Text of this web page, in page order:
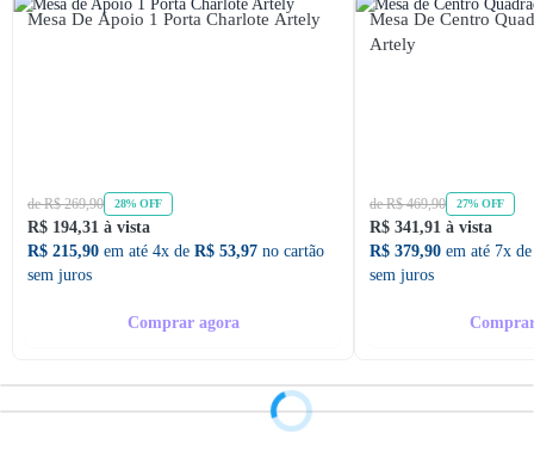
Mesa De Apoio 1 Porta Charlote Artely
de R$ 269,90 28% OFF
R$ 194,31 à vista
R$ 215,90 em até 4x de R$ 53,97 no cartão
sem juros
Comprar agora
Mesa De Centro
Artely
de R$ 469,90 27% OFF
R$ 341,91 à vista
R$ 379,90 em até 7x
sem juros